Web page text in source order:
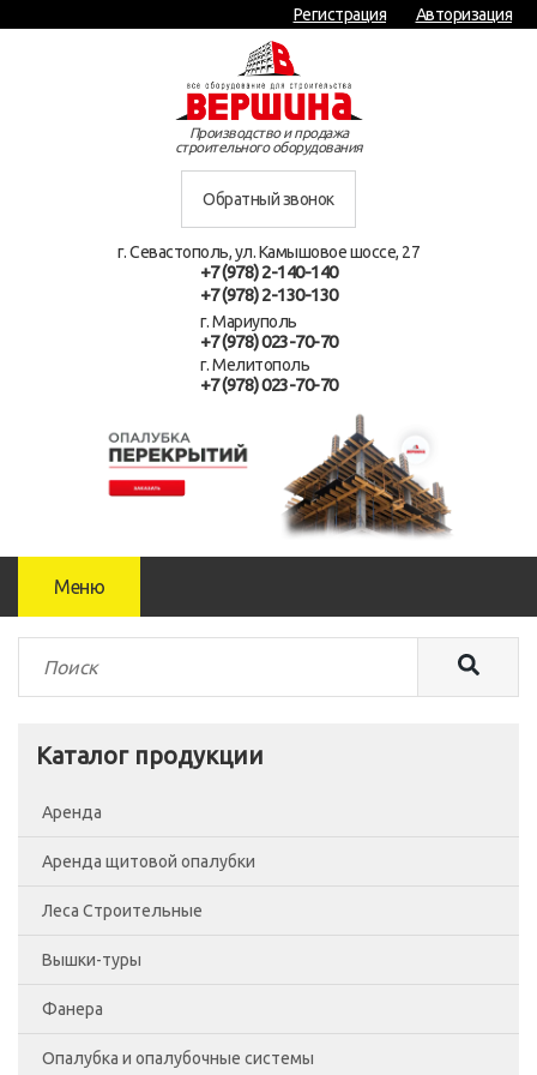
Регистрация Авторизация
Производство и продажа
строительного оборудования
Обратный звонок
г. Севастополь, ул. Камышовое шоссе, 27
+7 (978) 2-140-140
+7 (978) 2-130-130
г. Мариуполь
+7 (978) 023-70-70
г. Мелитополь
+7 (978) 023-70-70
Меню
Каталог продукции
Аренда
Аренда щитовой опалубки
Леса Строительные
Леса рамные
Помосты
Сетка фасадная
Вышки-туры
Вышка-тура ВСП-250/0.7
Вышка-тура ВСП-250/1.2
Фанера
Фанера Россия
Опалубка и опалубочные системы